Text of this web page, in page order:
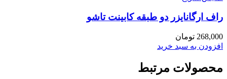
راف ارگانایزر دو طبقه کابینت تاشو
268,000 تومان
افزودن به سبد خرید
محصولات مرتبط